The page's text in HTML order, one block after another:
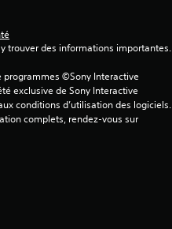
trouver des informations importantes.
programmes ©Sony Interactive
exclusive de Sony Interactive
conditions d’utilisation des logiciels.
complets, rendez-vous sur